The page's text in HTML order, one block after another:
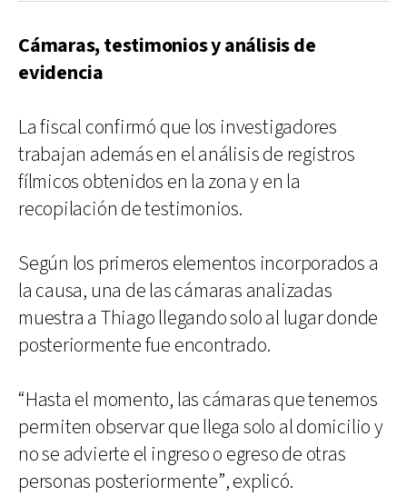
Cámaras, testimonios y análisis de
evidencia
La fiscal confirmó que los investigadores
trabajan además en el análisis de registros
fílmicos obtenidos en la zona y en la
recopilación de testimonios.
Según los primeros elementos incorporados a
la causa, una de las cámaras analizadas
muestra a Thiago llegando solo al lugar donde
posteriormente fue encontrado.
“Hasta el momento, las cámaras que tenemos
permiten observar que llega solo al domicilio y
no se advierte el ingreso o egreso de otras
personas posteriormente”, explicó.